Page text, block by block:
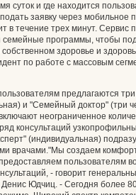
суток и где находится
заявку через мобильное
в течение трех минут. Сервис
программы, чтобы
здоровье и
по работе с массовым
предлагаются
и "Семейный доктор" (три
неограниченное
консультаций
(индивидуальная)
врачами."Мы создаем
пользователям
- говорит
Юдчиц. - Сегодня более